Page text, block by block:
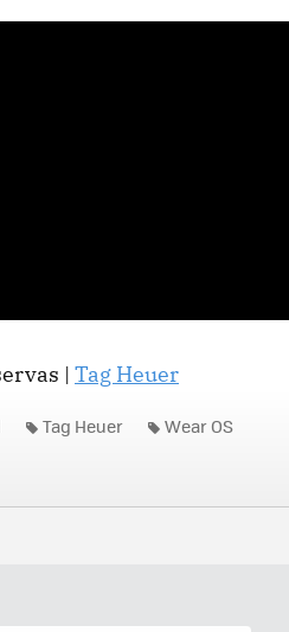
| Tag Heuer
Tag Heuer Wear OS